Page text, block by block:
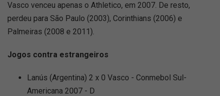
Vasco venceu apenas o Athletico, em 2007. De resto,
perdeu para São Paulo (2003), Corinthians (2006) e
Palmeiras (2008 e 2011).
Jogos contra estrangeiros
Lanús (Argentina) 2 x 0 Vasco - Conmebol Sul-
Americana 2007 - D